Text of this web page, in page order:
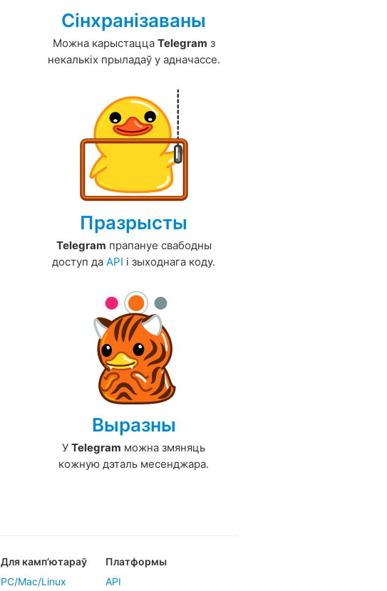
Сінхранізаваны
Можна карыстацца Telegram з
некалькіх прыладаў у адначассе.
Празрысты
Telegram прапануе свабодны
доступ даAPI і зыходнага коду.
Выразны
УTelegram можна змяняць
кожную дэталь месенджара.
Для камп’ютараў
PC/Mac/Linux
Платформы
API